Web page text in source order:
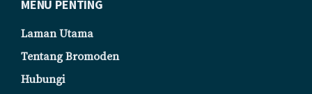
MENU PENTING
Laman Utama
Tentang Bromoden
Hubungi